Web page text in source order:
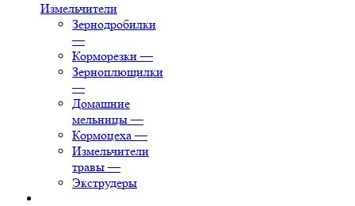
Измельчители
Зернодробилки
—
Корморезки —
Зерноплющилки
—
Домашние
мельницы —
Кормоцеха —
Измельчители
травы —
Экструдеры